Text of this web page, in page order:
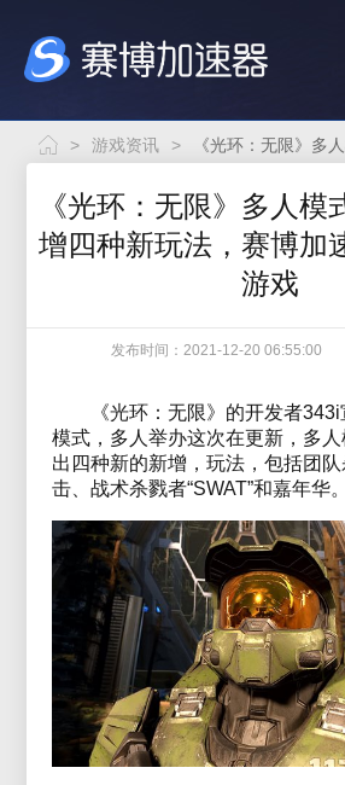
> 游戏资讯 >
《光环：无限》多人模
增四种新玩法，赛博加
游戏
发布时间：2021-12-20 06:55:00
《光环：无限》的开发者
模式，多人举办这次在更新，多
出四种新的新增，玩法，包括团
击、战术杀戮者“SWAT”和嘉年华。